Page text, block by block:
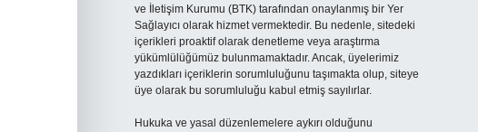
ve İletişim Kurumu (BTK) tarafından onaylanmış bir Yer
Sağlayıcı olarak hizmet vermektedir. Bu nedenle, sitedeki
içerikleri proaktif olarak denetleme veya araştırma
yükümlülüğümüz bulunmamaktadır. Ancak, üyelerimiz
yazdıkları içeriklerin sorumluluğunu taşımakta olup, siteye
üye olarak bu sorumluluğu kabul etmiş sayılırlar.
Hukuka ve yasal düzenlemelere aykırı olduğunu